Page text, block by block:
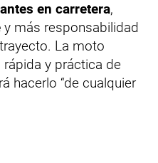
en carretera,
y más responsabilidad
La moto
y práctica de
hacerlo “de cualquier